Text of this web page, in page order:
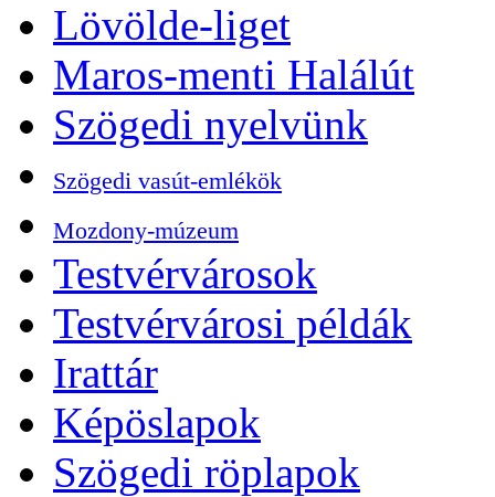
Lövölde-liget
Maros-menti Halálút
Szögedi nyelvünk
Szögedi vasút-emlékök
Mozdony-múzeum
Testvérvárosok
Testvérvárosi példák
Irattár
Képöslapok
Szögedi röplapok